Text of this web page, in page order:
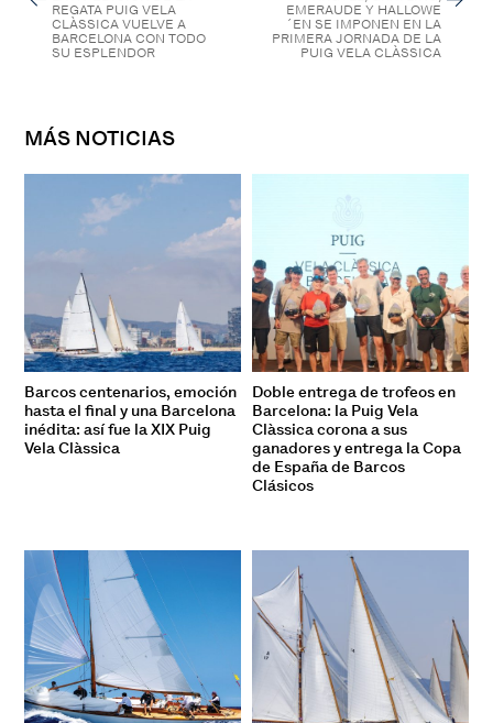
REGATA PUIG VELA
CLÀSSICA VUELVE A
BARCELONA CON TODO
SU ESPLENDOR
EMERAUDE Y HALLOWE
´EN SE IMPONEN EN LA
PRIMERA JORNADA DE LA
PUIG VELA CLÀSSICA
MÁS NOTICIAS
Barcos centenarios, emoción
hasta el final y una Barcelona
inédita: así fue la XIX Puig
Vela Clàssica
Doble entrega de trofeos en
Barcelona: la Puig Vela
Clàssica corona a sus
ganadores y entrega la Copa
de España de Barcos
Clásicos